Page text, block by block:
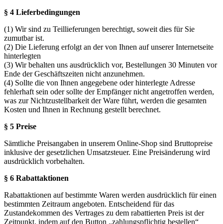
§ 4 Lieferbedingungen
(1) Wir sind zu Teillieferungen berechtigt, soweit dies für Sie
zumutbar ist.
(2) Die Lieferung erfolgt an der von Ihnen auf unserer Internetseite
hinterlegten
(3) Wir behalten uns ausdrücklich vor, Bestellungen 30 Minuten vor
Ende der Geschäftszeiten nicht anzunehmen.
(4) Sollte die von Ihnen angegebene oder hinterlegte Adresse
fehlerhaft sein oder sollte der Empfänger nicht angetroffen werden,
was zur Nichtzustellbarkeit der Ware führt, werden die gesamten
Kosten und Ihnen in Rechnung gestellt berechnet.
§ 5 Preise
Sämtliche Preisangaben in unserem Online-Shop sind Bruttopreise
inklusive der gesetzlichen Umsatzsteuer. Eine Preisänderung wird
ausdrücklich vorbehalten.
§ 6 Rabattaktionen
Rabattaktionen auf bestimmte Waren werden ausdrücklich für einen
bestimmten Zeitraum angeboten. Entscheidend für das
Zustandekommen des Vertrages zu dem rabattierten Preis ist der
Zeitpunkt, indem auf den Button „zahlungspflichtig bestellen“